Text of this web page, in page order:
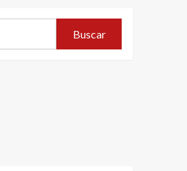
Buscar